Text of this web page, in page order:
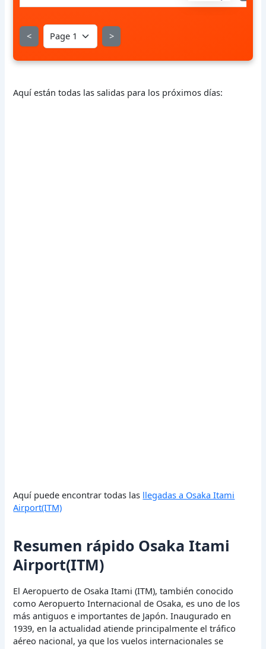
< >
Aquí están todas las salidas para los próximos días:
Aquí puede encontrar todas las llegadas a Osaka Itami
Airport(ITM)
Resumen rápido Osaka Itami
Airport(ITM)
El Aeropuerto de Osaka Itami (ITM), también conocido
como Aeropuerto Internacional de Osaka, es uno de los
más antiguos e importantes de Japón. Inaugurado en
1939, en la actualidad atiende principalmente el tráfico
aéreo nacional, ya que los vuelos internacionales se